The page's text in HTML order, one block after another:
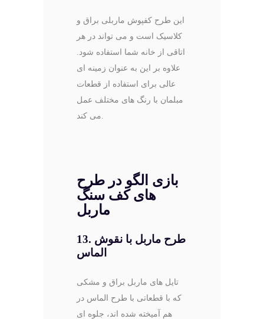
این طرح کفپوش ماربلی براق و
کلاسیک است و می تواند در هر
اتاقی از خانه شما استفاده شود.
علاوه بر این به عنوان زمینه ای
عالی برای استفاده از قطعات
مبلمان با رنگ های مختلف عمل
بازی الگو در طرح
های کف سنگ
ماربل
13. طرح ماربل با نقوش
الماس
تایل ‌های ماربل براق و مشکی
که با قطعاتی با طرح الماس در
هم آمیخته شده ‌اند، جلوه ‌ای